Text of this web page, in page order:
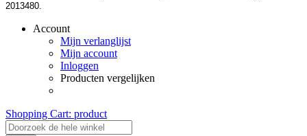
2013480.
Account
Mijn verlanglijst
Mijn account
Inloggen
Producten vergelijken
Shopping Cart: product